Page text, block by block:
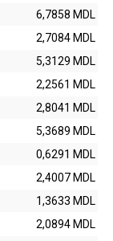
6,7858 MDL
2,7084 MDL
5,3129 MDL
2,2561 MDL
2,8041 MDL
5,3689 MDL
0,6291 MDL
2,4007 MDL
1,3633 MDL
2,0894 MDL